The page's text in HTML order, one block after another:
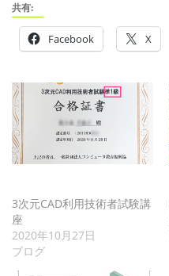
共有:
Facebook X
3次元CAD利用技術者試験講
座
2020年10月27日
ブログ